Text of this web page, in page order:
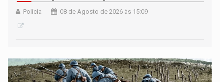
Polícia 08 de Agosto de 2026 às 15:09